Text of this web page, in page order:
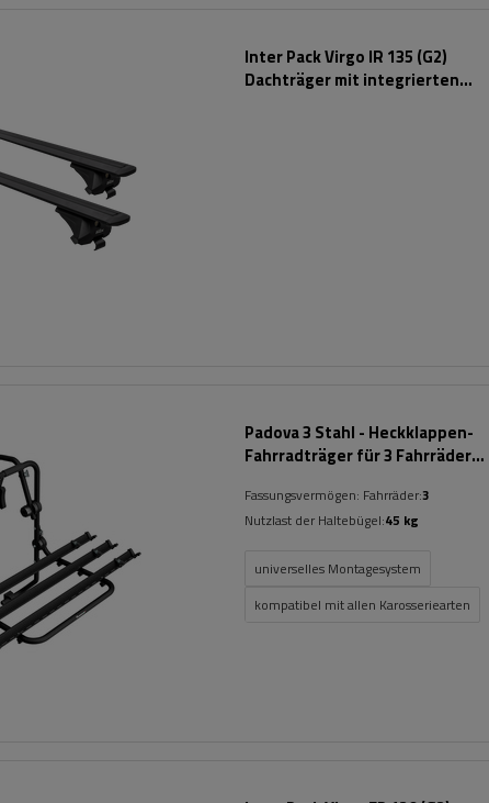
Inter Pack Virgo IR 135 (G2)
Dachträger mit integrierten
Padova 3 Stahl - Heckklappen-
Fahrradträger für 3 Fahrräder
Fassungsvermögen: Fahrräder:3
Nutzlast der Haltebügel:45 kg
universelles Montagesystem
kompatibel mit allen Karosseriearten